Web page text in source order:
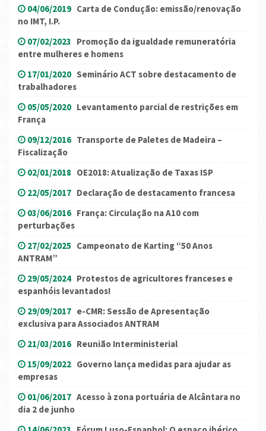
04/06/2019 Carta de Condução: emissão/renovação
no IMT, I.P.
07/02/2023 Promoção da igualdade remuneratória
entre mulheres e homens
17/01/2020 Seminário ACT sobre destacamento de
trabalhadores
05/05/2020 Levantamento parcial de restrições em
França
09/12/2016 Transporte de Paletes de Madeira –
Fiscalização
02/01/2018 OE2018: Atualização de Taxas ISP
22/05/2017 Declaração de destacamento francesa
03/06/2016 França: Circulação na A10 com
perturbações
27/02/2025 Campeonato de Karting “50 Anos
ANTRAM”
29/05/2024 Protestos de agricultores franceses e
espanhóis levantados!
29/09/2017 e-CMR: Sessão de Apresentação
exclusiva para Associados ANTRAM
21/03/2016 Reunião Interministerial
15/09/2022 Governo lança medidas para ajudar as
empresas
01/06/2017 Acesso à zona portuária de Alcântara no
dia 2 de junho